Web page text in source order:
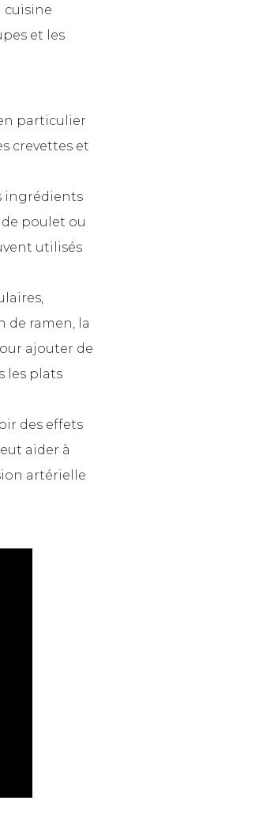
cuisine
et les
particulier
crevettes et
ingrédients
poulet ou
utilisés
de ramen, la
ajouter de
les plats
des effets
aider à
artérielle